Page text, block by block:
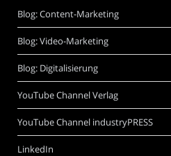
Blog: Content-Marketing
Blog: Video-Marketing
Blog: Digitalisierung
YouTube Channel Verlag
YouTube Channel industryPRESS
LinkedIn